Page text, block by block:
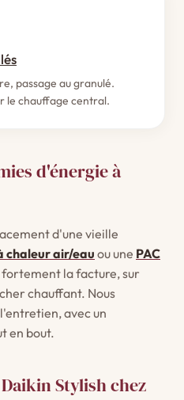
passage au granulé.
le chauffage central.
d'énergie à
d'une vieille
chaleur air/eau ou une PAC
la facture, sur
chauffant. Nous
avec un
en bout.
Stylish chez